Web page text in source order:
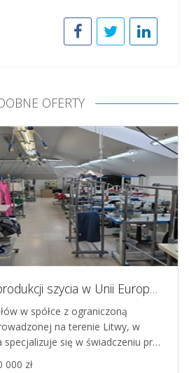
OFERTY
Efektywny biznes produkcji szycia w Unii Europejskiej na Litwie
w spółce z ograniczoną
na terenie Litwy, w
specjalizuje się w świadczeniu pr…
000 zł